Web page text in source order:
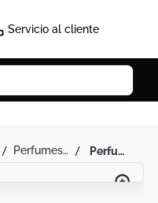
Servicio al cliente
perfumes unisex perfume lattafa pride al quiam gold - 100ml unisex